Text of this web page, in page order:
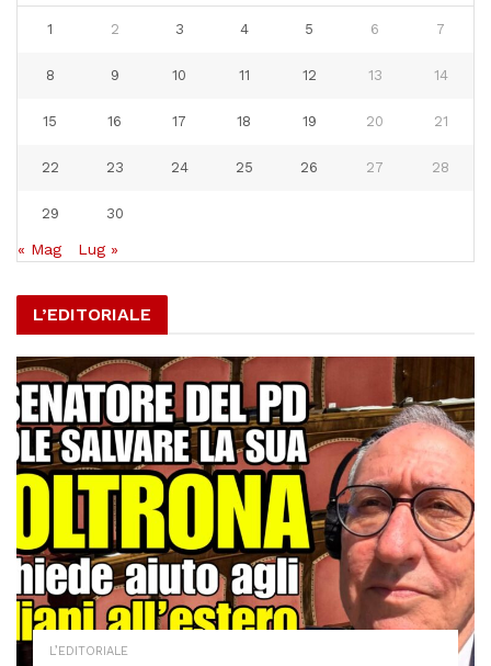
1 2 3 4 5 6 7
8 9 10 11 12 13 14
15 16 17 18 19 20 21
22 23 24 25 26 27 28
29 30
« Mag Lug »
L’EDITORIALE
L’EDITORIALE